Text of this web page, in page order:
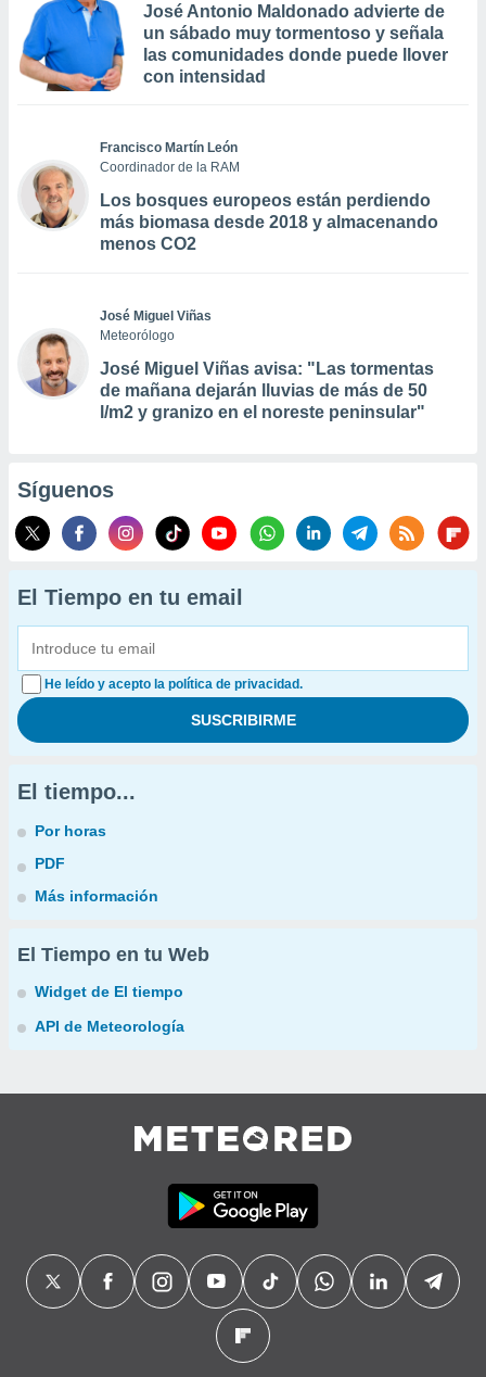
José Antonio Maldonado advierte de
un sábado muy tormentoso y señala
las comunidades donde puede llover
con intensidad
Francisco Martín León
Coordinador de la RAM
Los bosques europeos están perdiendo
más biomasa desde 2018 y almacenando
menos CO2
José Miguel Viñas
Meteorólogo
José Miguel Viñas avisa: "Las tormentas
de mañana dejarán lluvias de más de 50
l/m2 y granizo en el noreste peninsular"
Síguenos
El Tiempo en tu email
He leído y acepto la política de privacidad.
El tiempo...
Por horas
PDF
Más información
El Tiempo en tu Web
Widget de El tiempo
API de Meteorología